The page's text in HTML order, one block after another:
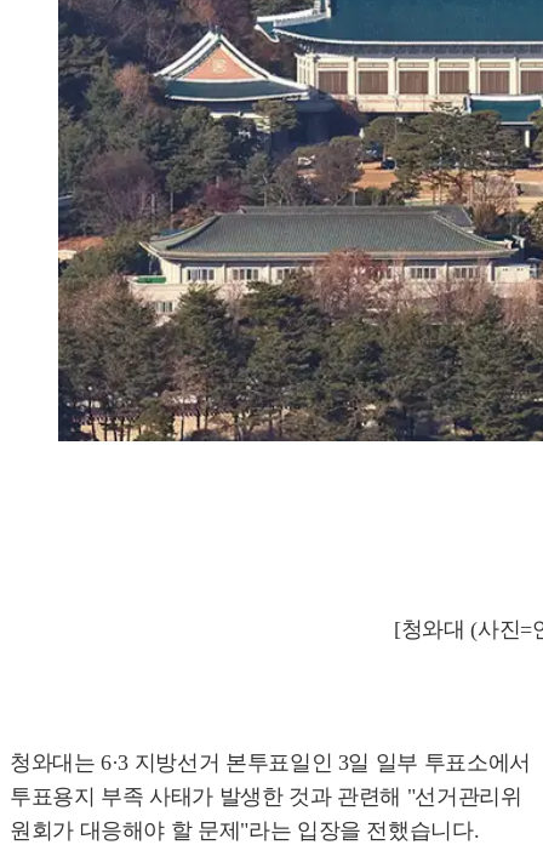
[청와대 (사진=
청와대는 6·3 지방선거 본투표일인 3일 일부 투표소에서
투표용지 부족 사태가 발생한 것과 관련해 "선거관리위
원회가 대응해야 할 문제"라는 입장을 전했습니다.